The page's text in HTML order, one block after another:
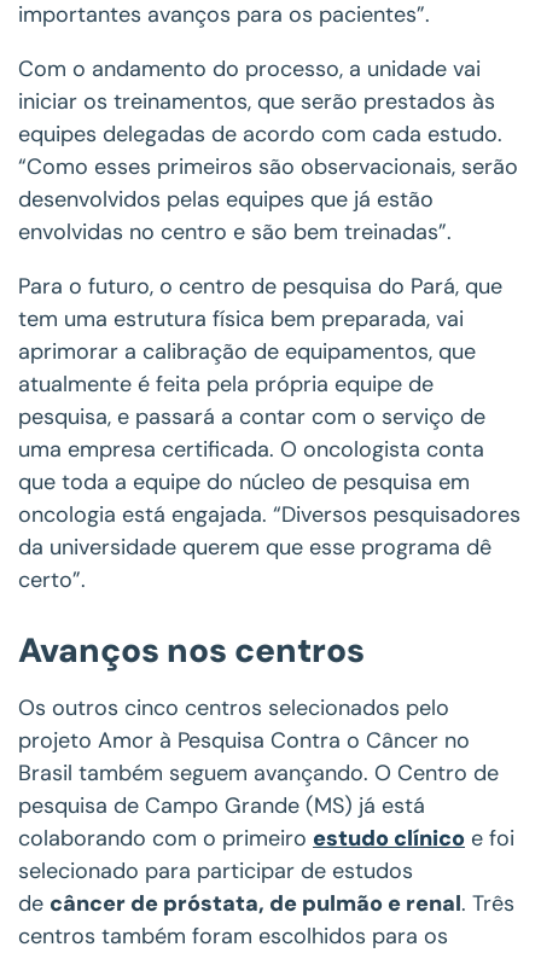
importantes avanços para os pacientes”.
Com o andamento do processo, a unidade vai
iniciar os treinamentos, que serão prestados às
equipes delegadas de acordo com cada estudo.
“Como esses primeiros são observacionais, serão
desenvolvidos pelas equipes que já estão
envolvidas no centro e são bem treinadas”.
Para o futuro, o centro de pesquisa do Pará, que
tem uma estrutura física bem preparada, vai
aprimorar a calibração de equipamentos, que
atualmente é feita pela própria equipe de
pesquisa, e passará a contar com o serviço de
uma empresa certificada. O oncologista conta
que toda a equipe do núcleo de pesquisa em
oncologia está engajada. “Diversos pesquisadores
da universidade querem que esse programa dê
certo”.
Avanços nos centros
Os outros cinco centros selecionados pelo
projeto Amor à Pesquisa Contra o Câncer no
Brasil também seguem avançando. O Centro de
pesquisa de Campo Grande (MS) já está
colaborando com o primeiro estudo clínico e foi
selecionado para participar de estudos
de câncer de próstata, de pulmão e renal. Três
centros também foram escolhidos para os